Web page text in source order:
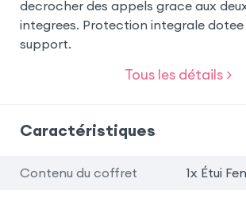
decrocher des appels grace aux
integrees. Protection integrale
support.
Tous les détails >
Caractéristiques
Contenu du coffret 1x Étui